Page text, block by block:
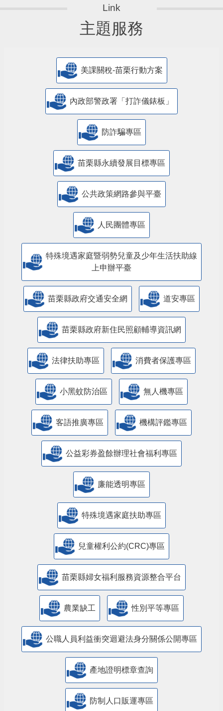
主題服務
美課關稅-苗栗行動方案
內政部警政署「打詐儀錶板」
防詐騙專區
苗栗縣永續發展目標專區
公共政策網路參與平臺
人民團體專區
特殊境遇家庭暨弱勢兒童及少年生活扶助線
上申辦平臺
苗栗縣政府交通安全網 道安專區
苗栗縣政府新住民照顧輔導資訊網
法律扶助專區 消費者保護專區
小黑蚊防治區 無人機專區
客語推廣專區 機構評鑑專區
公益彩券盈餘辦理社會福利專區
廉能透明專區
特殊境遇家庭扶助專區
兒童權利公約(CRC)專區
苗栗縣婦女福利服務資源整合平台
農業缺工 性別平等專區
公職人員利益衝突迴避法身分關係公開專區
產地證明標章查詢
防制人口販運專區